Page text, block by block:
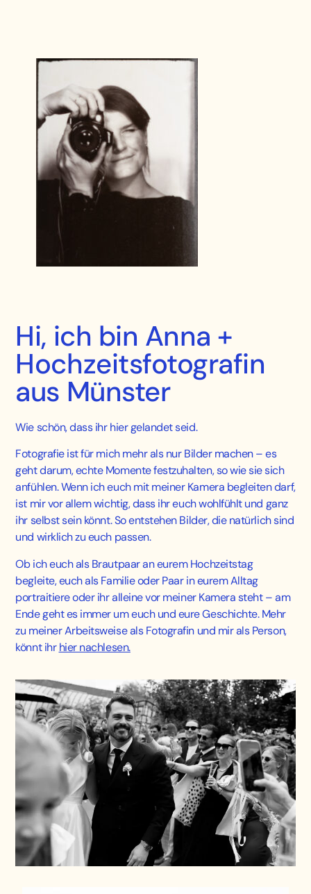
Hi, ich bin Anna +
Hochzeitsfotografin
aus Münster
Wie schön, dass ihr hier gelandet seid.
Fotografie ist für mich mehr als nur Bilder machen – es
geht darum, echte Momente festzuhalten, so wie sie sich
anfühlen. Wenn ich euch mit meiner Kamera begleiten darf,
ist mir vor allem wichtig, dass ihr euch wohlfühlt und ganz
ihr selbst sein könnt. So entstehen Bilder, die natürlich sind
und wirklich zu euch passen.
Ob ich euch als Brautpaar an eurem Hochzeitstag
begleite, euch als Familie oder Paar in eurem Alltag
portraitiere oder ihr alleine vor meiner Kamera steht – am
Ende geht es immer um euch und eure Geschichte.Mehr
zu meiner Arbeitsweise als Fotografin und mir als Person,
könnt ihrhier nachlesen.